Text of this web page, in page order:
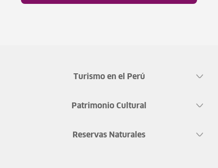
Turismo en el Perú
Patrimonio Cultural
Reservas Naturales